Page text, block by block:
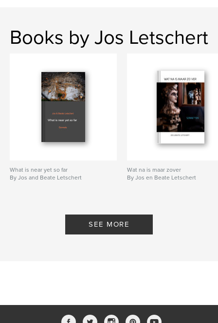
Books by Jos Letschert
What is near yet so far
By Jos and Beate Letschert
Wat na is maar zover
By Jos en Beate Letschert
SEE MORE